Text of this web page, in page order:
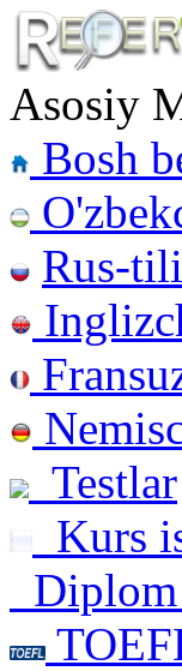
Asosiy
Bosh
Rus-
Testlar
Kurs